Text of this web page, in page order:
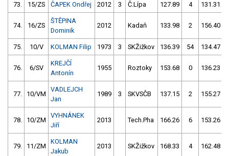
73. 15/ZS ČAPEK Ondřej 2012 3 Č.Lípa 127.89 4 131.31
74. 16/ZS
ŠTĚPINA
Dominik
2012 Kadaň 133.98 2 156.40
75. 10/V KOLMAN Filip 1973 3 SKŽižkov 136.39 54 134.47
76. 6/SV
KREJČÍ
Antonín
1955 Roztoky 153.68 0 136.23
77. 10/VM
VADLEJCH
Jan
1989 3 SKVSČB 137.15 2 155.27
78. 10/ZM
VYHNÁNEK
Jiří
2013 Tech.Pha 166.26 6 153.26
79. 11/ZM
KOLMAN
Jakub
2013 SKŽižkov 168.33 4 162.48